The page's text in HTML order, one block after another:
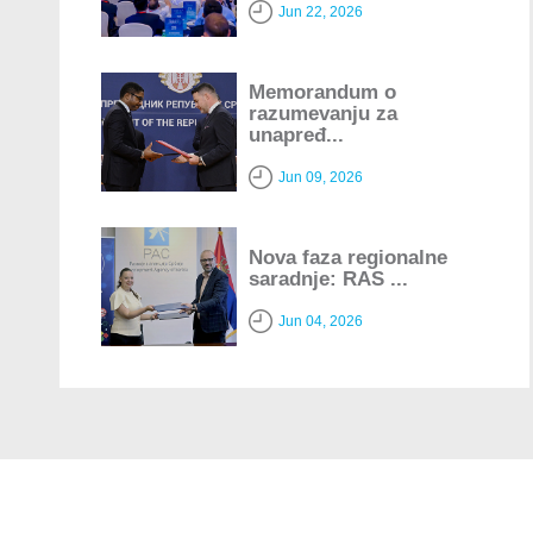
Jun 22, 2026
Memorandum o
razumevanju za
unapređ...
Jun 09, 2026
Nova faza regionalne
saradnje: RAS ...
Jun 04, 2026